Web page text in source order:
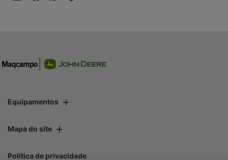
Equipamentos
Mapa do site
Política de privacidade